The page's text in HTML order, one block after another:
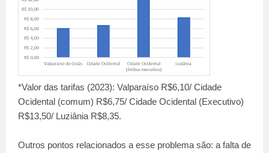
*Valor das tarifas (2023): Valparaíso R$6,10/ Cidade
Ocidental (comum) R$6,75/ Cidade Ocidental (Executivo)
R$13,50/ Luziânia R$8,35.
Outros pontos relacionados a esse problema são: a falta de